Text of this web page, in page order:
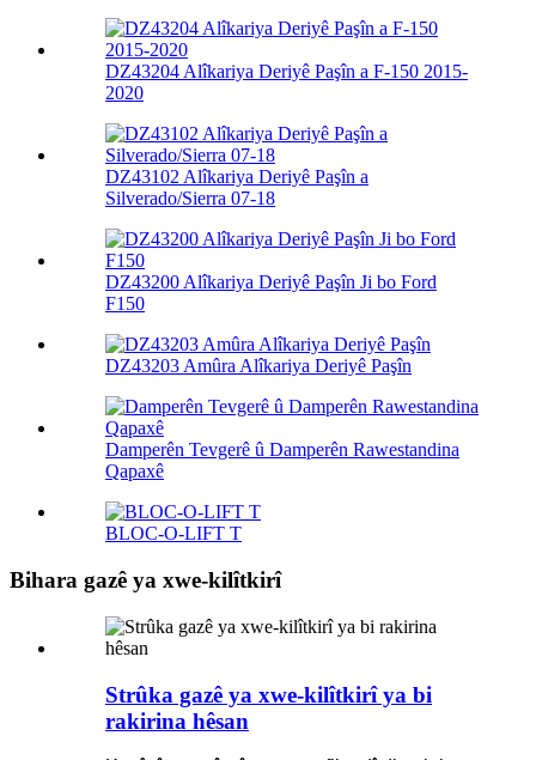
DZ43204 Alîkariya Deriyê Paşîn a F-150 2015-
2020
DZ43102 Alîkariya Deriyê Paşîn a
Silverado/Sierra 07-18
DZ43200 Alîkariya Deriyê Paşîn Ji bo Ford
F150
DZ43203 Amûra Alîkariya Deriyê Paşîn
Damperên Tevgerê û Damperên Rawestandina
Qapaxê
BLOC-O-LIFT T
Bihara gazê ya xwe-kilîtkirî
Strûka gazê ya xwe-kilîtkirî ya bi
rakirina hêsan